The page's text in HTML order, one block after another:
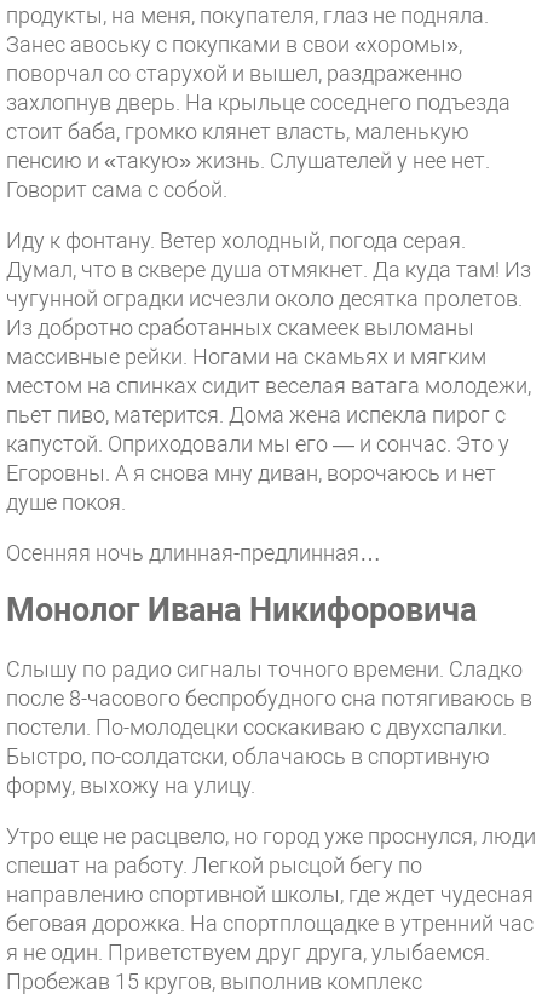
продукты, на меня, покупателя, глаз не подняла.
Занес авоську с покупками в свои «хоромы»,
поворчал со старухой и вышел, раздраженно
захлопнув дверь. На крыльце соседнего подъезда
стоит баба, громко клянет власть, маленькую
пенсию и «такую» жизнь. Слушателей у нее нет.
Говорит сама с собой.
Иду к фонтану. Ветер холодный, погода серая.
Думал, что в сквере душа отмякнет. Да куда там! Из
чугунной оградки исчезли около десятка пролетов.
Из добротно сработанных скамеек выломаны
массивные рейки. Ногами на скамьях и мягким
местом на спинках сидит веселая ватага молодежи,
пьет пиво, матерится. Дома жена испекла пирог с
капустой. Оприходовали мы его — и сончас. Это у
Егоровны. А я снова мну диван, ворочаюсь и нет
душе покоя.
Осенняя ночь длинная-предлинная…
Монолог Ивана Никифоровича
Слышу по радио сигналы точного времени. Сладко
после 8-часового беспробудного сна потягиваюсь в
постели. По-молодецки соскакиваю с двухспалки.
Быстро, по-солдатски, облачаюсь в спортивную
форму, выхожу на улицу.
Утро еще не расцвело, но город уже проснулся, люди
спешат на работу. Легкой рысцой бегу по
направлению спортивной школы, где ждет чудесная
беговая дорожка. На спортплощадке в утренний час
я не один. Приветствуем друг друга, улыбаемся.
Пробежав 15 кругов, выполнив комплекс